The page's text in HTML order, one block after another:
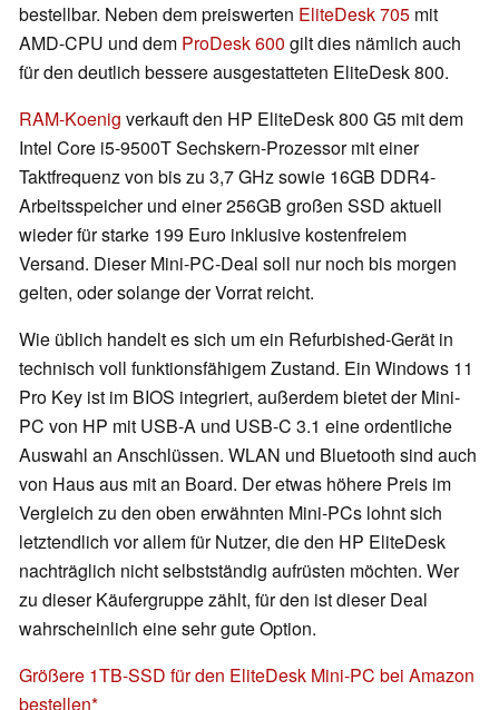
bestellbar. Neben dem preiswerten EliteDesk 705 mit
AMD-CPU und dem ProDesk 600 gilt dies nämlich auch
für den deutlich bessere ausgestatteten EliteDesk 800.
RAM-Koenig verkauft den HP EliteDesk 800 G5 mit dem
Intel Core i5-9500T Sechskern-Prozessor mit einer
Taktfrequenz von bis zu 3,7 GHz sowie 16GB DDR4-
Arbeitsspeicher und einer 256GB großen SSD aktuell
wieder für starke 199 Euro inklusive kostenfreiem
Versand. Dieser Mini-PC-Deal soll nur noch bis morgen
gelten, oder solange der Vorrat reicht.
Wie üblich handelt es sich um ein Refurbished-Gerät in
technisch voll funktionsfähigem Zustand. Ein Windows 11
Pro Key ist im BIOS integriert, außerdem bietet der Mini-
PC von HP mit USB-A und USB-C 3.1 eine ordentliche
Auswahl an Anschlüssen. WLAN und Bluetooth sind auch
von Haus aus mit an Board. Der etwas höhere Preis im
Vergleich zu den oben erwähnten Mini-PCs lohnt sich
letztendlich vor allem für Nutzer, die den HP EliteDesk
nachträglich nicht selbstständig aufrüsten möchten. Wer
zu dieser Käufergruppe zählt, für den ist dieser Deal
wahrscheinlich eine sehr gute Option.
Größere 1TB-SSD für den EliteDesk Mini-PC bei Amazon
bestellen